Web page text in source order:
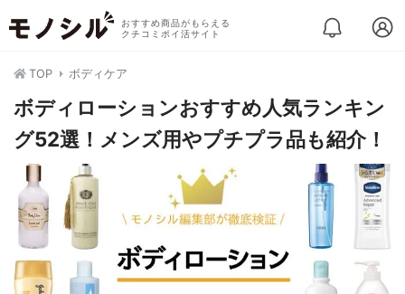
おすすめ商品がもらえる
クチコミポイ活サイト
TOP ボディケア
ボディローションおすすめ人気ランキン
グ52選！メンズ用やプチプラ品も紹介！